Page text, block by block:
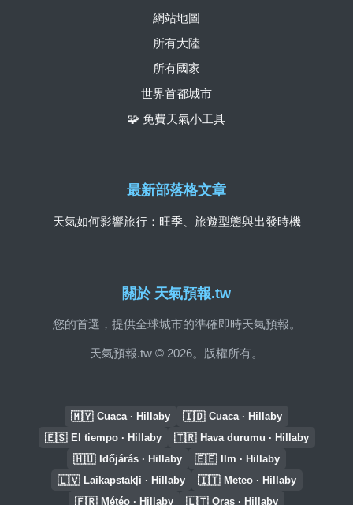
關於 天氣預報.tw
您的首選，提供全球城市的準確即時天氣預報。
天氣預報.tw © 2026。版權所有。
網站地圖
所有大陸
所有國家
世界首都城市
🧩 免費天氣小工具
最新部落格文章
天氣如何影響旅行：旺季、旅遊型態與出發時機
🇲🇾 Cuaca · Hillaby 🇮🇩 Cuaca · Hillaby
🇪🇸 El tiempo · Hillaby 🇹🇷 Hava durumu · Hillaby
🇭🇺 Időjárás · Hillaby 🇪🇪 Ilm · Hillaby
🇱🇻 Laikapstākļi · Hillaby 🇮🇹 Meteo · Hillaby
🇫🇷 Météo · Hillaby 🇱🇹 Oras · Hillaby